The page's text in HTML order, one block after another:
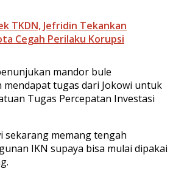
TKDN, Jefridin Tekankan
Cegah Perilaku Korupsi
mandor bule
mendapat tugas dari Jokowi untuk
Tugas Percepatan Investasi
sekarang memang tengah
IKN supaya bisa mulai dipakai